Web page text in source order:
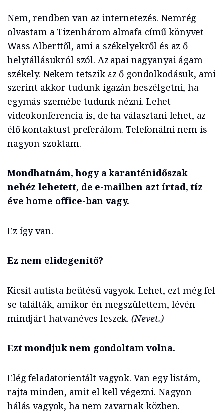
Nem, rendben van az internetezés. Nemrég
olvastam a Tizenhárom almafa című könyvet
Wass Alberttől, ami a székelyekről és az ő
helytállásukról szól. Az apai nagyanyai ágam
székely. Nekem tetszik az ő gondolkodásuk, ami
szerint akkor tudunk igazán beszélgetni, ha
egymás szemébe tudunk nézni. Lehet
videokonferencia is, de ha választani lehet, az
élő kontaktust preferálom. Telefonálni nem is
nagyon szoktam.
Mondhatnám, hogy a karanténidőszak
nehéz lehetett, de e-mailben azt írtad, tíz
éve home office-ban vagy.
Ez így van.
Ez nem elidegenítő?
Kicsit autista beütésű vagyok. Lehet, ezt még fel
se találták, amikor én megszülettem, lévén
mindjárt hatvanéves leszek. (Nevet.)
Ezt mondjuk nem gondoltam volna.
Elég feladatorientált vagyok. Van egy listám,
rajta minden, amit el kell végezni. Nagyon
hálás vagyok, ha nem zavarnak közben.